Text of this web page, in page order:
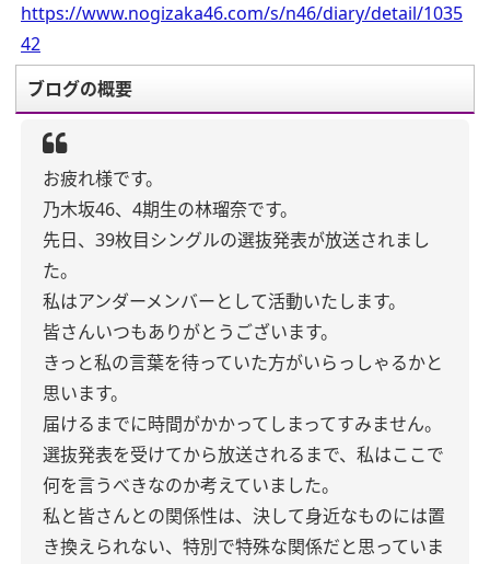
https://www.nogizaka46.com/s/n46/diary/detail/1035
42
ブログの概要
お疲れ様です。
乃木坂46、4期生の林瑠奈です。
先日、39枚目シングルの選抜発表が放送されまし
た。
私はアンダーメンバーとして活動いたします。
皆さんいつもありがとうございます。
きっと私の言葉を待っていた方がいらっしゃるかと
思います。
届けるまでに時間がかかってしまってすみません。
選抜発表を受けてから放送されるまで、私はここで
何を言うべきなのか考えていました。
私と皆さんとの関係性は、決して身近なものには置
き換えられない、特別で特殊な関係だと思っていま